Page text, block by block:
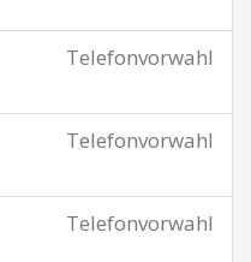
Telefonvorwahl
Telefonvorwahl
Telefonvorwahl